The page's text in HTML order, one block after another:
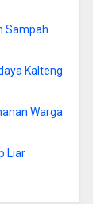
Sampah
Kalteng
Warga
Liar